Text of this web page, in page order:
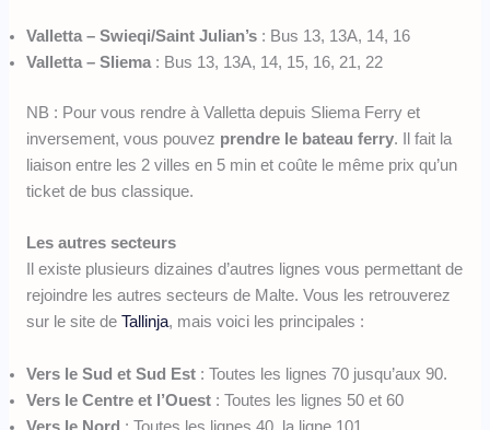
Valletta – Swieqi/Saint Julian’s: Bus 13, 13A, 14, 16
Valletta – Sliema: Bus 13, 13A, 14, 15, 16, 21, 22
NB : Pour vous rendre à Valletta depuis Sliema Ferry et
inversement, vous pouvez prendre le bateau ferry. Il fait la
liaison entre les 2 villes en 5 min et coûte le même prix qu’un
ticket de bus classique.
Les autres secteurs
Il existe plusieurs dizaines d’autres lignes vous permettant de
rejoindre les autres secteurs de Malte. Vous les retrouverez
sur le site de Tallinja, mais voici les principales :
Vers le Sud et Sud Est: Toutes les lignes 70 jusqu’aux 90.
Vers le Centre et l’Ouest: Toutes les lignes 50 et 60
Vers le Nord : Toutes les lignes 40, la ligne 101